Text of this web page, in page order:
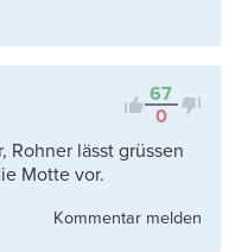
67
0
Rohner lässt grüssen
Motte vor.
Kommentar melden